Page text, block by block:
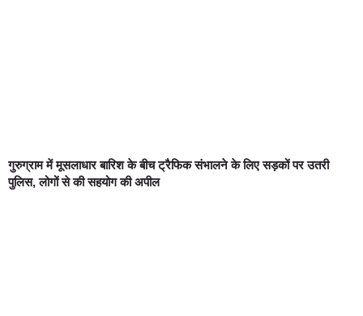
गुरुग्राम में मूसलाधार बारिश के बीच ट्रैफिक संभालने के लिए सड़कों पर उतरी
पुलिस, लोगों से की सहयोग की अपील